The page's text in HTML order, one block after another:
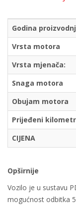
Godina
Vrsta motora
Vrsta mjenača:
Snaga motora
Obujam motora
Prijeđeni
CIJENA
Opširnije
Vozilo je u sustavu
mogućnost odbitka